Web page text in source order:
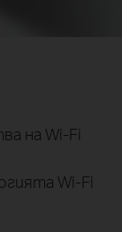
на Wi-Fi
Wi-Fi